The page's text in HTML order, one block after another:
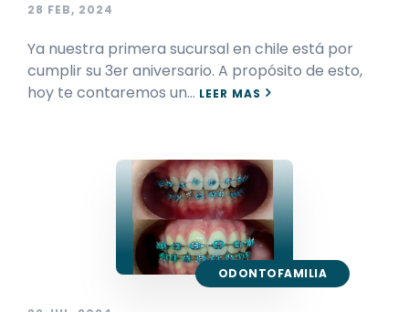
28 FEB, 2024
Ya nuestra primera sucursal en chile está por
cumplir su 3er aniversario. A propósito de esto,
hoy te contaremos un… LEER MAS
ODONTOFAMILIA